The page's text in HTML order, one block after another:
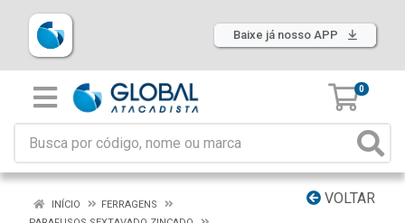
Baixe já nosso APP
0
VOLTAR
INÍCIO
FERRAGENS